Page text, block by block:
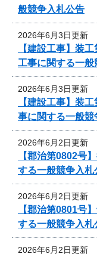
般競争入札公告
2026年6月3日更新
【建設工事】装
工事に関する一般
2026年6月3日更新
【建設工事】装
事に関する一般競
2026年6月2日更新
【郡治第0802号
する一般競争入札
2026年6月2日更新
【郡治第0801号
する一般競争入札
2026年6月2日更新